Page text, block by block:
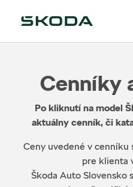
Cenníky
Po kliknutí na model
aktuálny cenník, či
Ceny uvedené v cenníku
pre klienta
Škoda Auto Slovensko